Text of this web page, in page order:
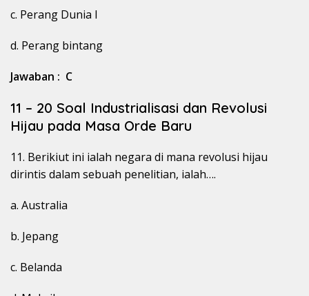
c. Perang Dunia I
d. Perang bintang
Jawaban : C
11 – 20 Soal Industrialisasi dan Revolusi
Hijau pada Masa Orde Baru
11. Berikiut ini ialah negara di mana revolusi hijau
dirintis dalam sebuah penelitian, ialah….
a. Australia
b. Jepang
c. Belanda